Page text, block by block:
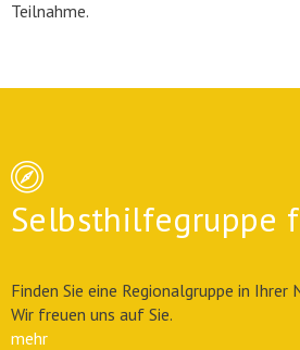
Teilnahme.
Selbsthilfegruppe
Finden Sie eine Regionalgruppe in Ihrer
Wir freuen uns auf Sie.
mehr